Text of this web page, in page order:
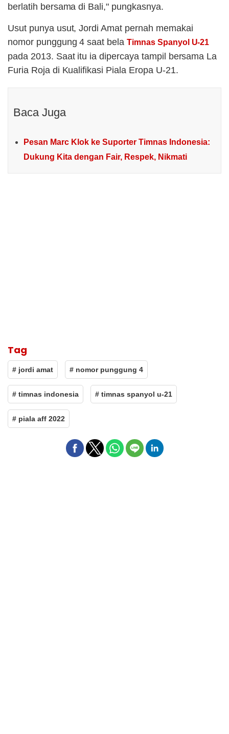
berlatih bersama di Bali," pungkasnya.
Usut punya usut, Jordi Amat pernah memakai
nomor punggung 4 saat belaTimnas Spanyol U-21
pada 2013. Saat itu ia dipercaya tampil bersama La
Furia Roja di Kualifikasi Piala Eropa U-21.
Baca Juga
Pesan Marc Klok ke Suporter Timnas Indonesia:
Dukung Kita dengan Fair, Respek, Nikmati
Tag
# jordi amat # nomor punggung 4
# timnas indonesia # timnas spanyol u-21
# piala aff 2022